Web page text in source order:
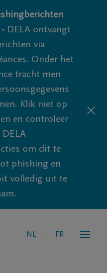
DELA ontvangt
via
Onder het
tracht men
Klik niet op
en controleer
om dit te
phishing en
volledig uit te
NL FR